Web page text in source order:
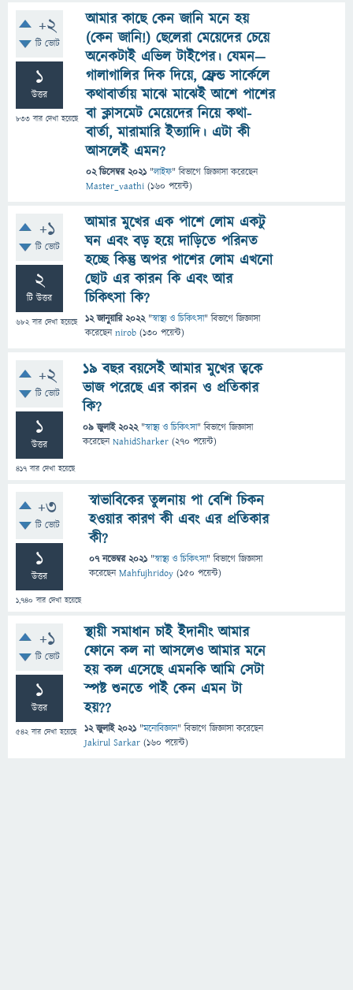
+2
টি ভোট
1
উত্তর
833 বার দেখা হয়েছে
আমার কাছে কেন জানি মনে হয়
(কেন জানি!) ছেলেরা মেয়েদের চেয়ে
অনেকটাই এভিল টাইপের। যেমন—
গালাগালির দিক দিয়ে, ফ্রেন্ড সার্কেলে
কথাবার্তায় মাঝে মাঝেই আশে পাশের
বা ক্লাসমেট মেয়েদের নিয়ে কথা-
বার্তা, মারামারি ইত্যাদি। এটা কী
আসলেই এমন?
02 ডিসেম্বর 2021 "লাইফ" বিভাগে জিজ্ঞাসাকরেছেন
Master_vaathi (160 পয়েন্ট)
+1
টি ভোট
2
টি উত্তর
682বার দেখা হয়েছে
আমার মুখের এক পাশে লোম একটু
ঘন এবং বড় হয়ে দাড়িতে পরিনত
হচ্ছে কিন্তু অপর পাশের লোম এখনো
ছোট এর কারন কি এবং আর
চিকিৎসা কি?
12 জানুয়ারি 2022 "স্বাস্থ্য ও চিকিৎসা" বিভাগে জিজ্ঞাসা
করেছেনnirob (130 পয়েন্ট)
+2
টি ভোট
1
উত্তর
417 বার দেখা হয়েছে
১৯ বছর বয়সেই আমার মুখের ত্বকে
ভাজ পরেছে এর কারন ও প্রতিকার
কি?
09 জুলাই 2022 "স্বাস্থ্য ও চিকিৎসা" বিভাগে জিজ্ঞাসা
করেছেনNahidSharker (270 পয়েন্ট)
+3
টি ভোট
1
উত্তর
1,740 বার দেখা হয়েছে
স্বাভাবিকের তুলনায় পা বেশি চিকন
হওয়ার কারণ কী এবং এর প্রতিকার
কী?
07 নভেম্বর 2021 "স্বাস্থ্য ও চিকিৎসা" বিভাগে জিজ্ঞাসা
করেছেনMahfujhridoy (150 পয়েন্ট)
+1
টি ভোট
1
উত্তর
542বার দেখা হয়েছে
স্থায়ী সমাধান চাই ইদানীং আমার
ফোনে কল না আসলেও আমার মনে
হয় কল এসেছে এমনকি আমি সেটা
স্পষ্ট শুনতে পাই কেন এমন টা
হয়??
12 জুলাই 2021 "মনোবিজ্ঞান" বিভাগে জিজ্ঞাসাকরেছেন
Jakirul Sarkar (160 পয়েন্ট)